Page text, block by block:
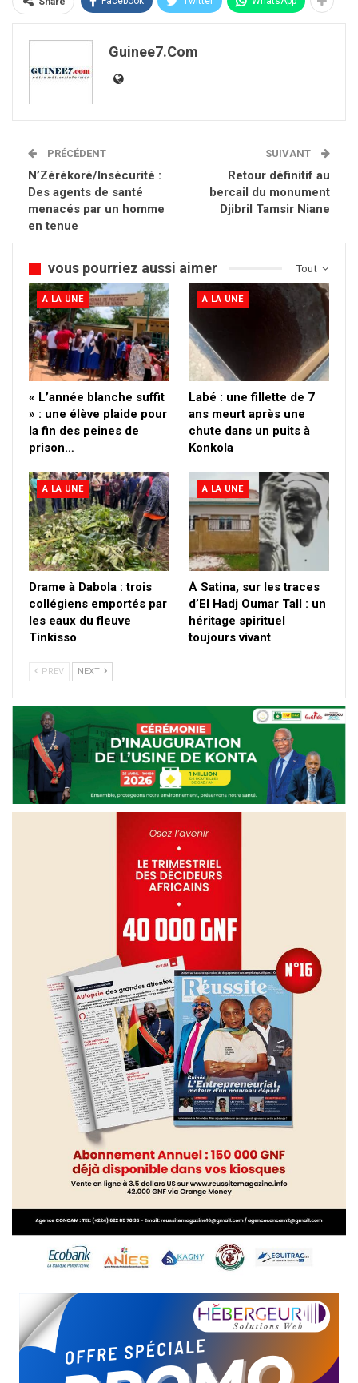
Guinee7.com
PRÉCÉDENT
N’Zérékoré/Insécurité :
Des agents de santé
menacés par un homme
en tenue
SUIVANT
Retour définitif au
bercail du monument
Djibril Tamsir Niane
Tout
vous pourriez aussi aimer
A LA UNE
« L’année blanche suffit
» : une élève plaide pour
la fin des peines de
prison…
A LA UNE
Labé : une fillette de 7
ans meurt après une
chute dans un puits à
Konkola
A LA UNE
Drame à Dabola : trois
collégiens emportés par
les eaux du fleuve
Tinkisso
A LA UNE
À Satina, sur les traces
d’El Hadj Oumar Tall : un
héritage spirituel
toujours vivant
PREV NEXT